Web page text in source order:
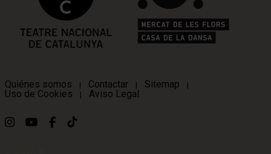
Quiénes somos | Contactar | Sitemap |
Uso de Cookies | Aviso Legal
Link a instagram
Link a youtube
Link a facebook
Link a ticktok